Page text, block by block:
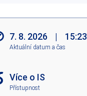
7. 8. 2026 | 15:23
Aktuální datum a čas
Více o IS
Přístupnost